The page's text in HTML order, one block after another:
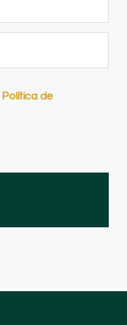
Política de